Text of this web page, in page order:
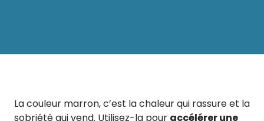
La couleur marron, c’est la chaleur qui rassure et la
sobriété qui vend. Utilisez-la pour accélérer une